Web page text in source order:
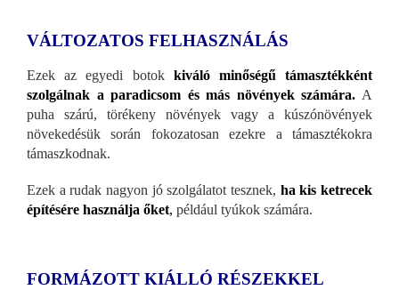
VÁLTOZATOS FELHASZNÁLÁS
Ezek az egyedi botok kiváló minőségű támasztékként
szolgálnak a paradicsom és más növények számára. A
puha szárú, törékeny növények vagy a kúszónövények
növekedésük során fokozatosan ezekre a támasztékokra
támaszkodnak.
Ezek a rudak nagyon jó szolgálatot tesznek, ha kis ketrecek
építésére használja őket, például tyúkok számára.
FORMÁZOTT KIÁLLÓ RÉSZEKKEL